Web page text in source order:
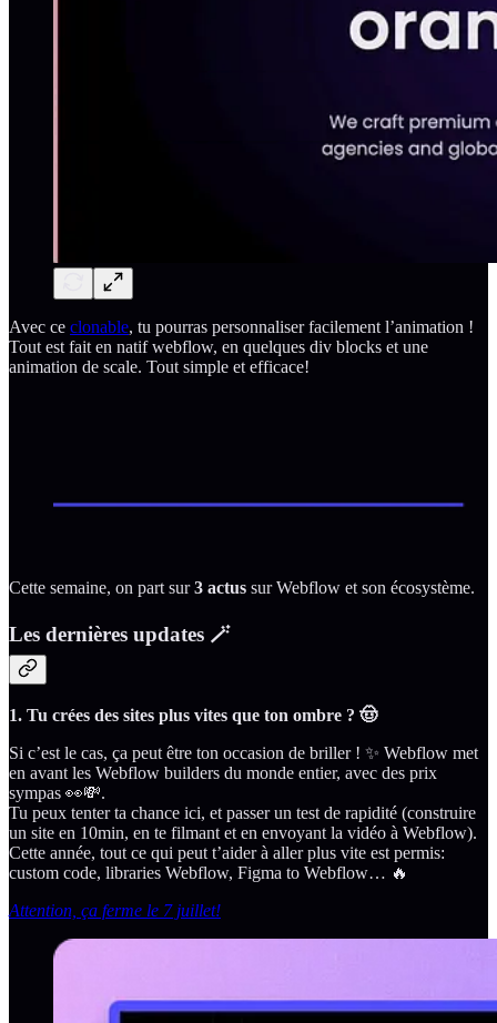
Avec ce clonable, tu pourras personnaliser facilement l’animation !
Tout est fait en natif webflow, en quelques div blocks et une
animation de scale. Tout simple et efficace!
Cette semaine, on part sur3 actus sur Webflow et son écosystème.
Les dernières updates 🪄
1. Tu crées des sites plus vites que ton ombre ? 🤠
Si c’est le cas, ça peut être ton occasion de briller ! ✨ Webflow met
en avant les Webflow builders du monde entier, avec des prix
sympas 👀💸.
Tu peux tenter ta chance ici, et passer un test de rapidité (construire
un site en 10min, en te filmant et en envoyant la vidéo à Webflow).
Cette année, tout ce qui peut t’aider à aller plus vite est permis:
custom code, libraries Webflow, Figma to Webflow… 🔥
Attention, ça ferme le 7 juillet!